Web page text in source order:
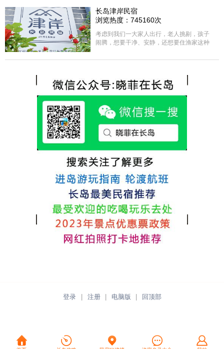
选择津岸民宿，实际体验客房很干净，饭菜
方面家里老人也很满意，整体饭菜给搭配的
很好，每顿饭也不重样的，海鲜确实是非常
的新鲜呢，另外值得一提的是，他家的海菜
包子非常好吃。 其实长岛可选的酒店、民宿
各不相同，可以根据自己的喜好选择。非常
热情，能根据我提出的需求来安排房间，这
点很好。
长岛津岸民宿
浏览热度：745160次
考虑到我们一大家人出行，老人挑剔，孩子
闹腾，想要干净、安静，还想要住渔家这种
选择津岸民宿，实际体验客房很干净，饭菜
很好，每顿饭也不重样的，海鲜确实是非常
的新鲜呢，另外值得一提的是，他家的海菜
包子非常好吃。 其实长岛可选的酒店、民宿
各不相同，可以根据自己的喜好选择。非常
推荐津岸民宿，关键是老板娘晓菲很细心、
热情，能根据我提出的需求来安排房间，这
点很好。
登录 注册 电脑版 回顶部